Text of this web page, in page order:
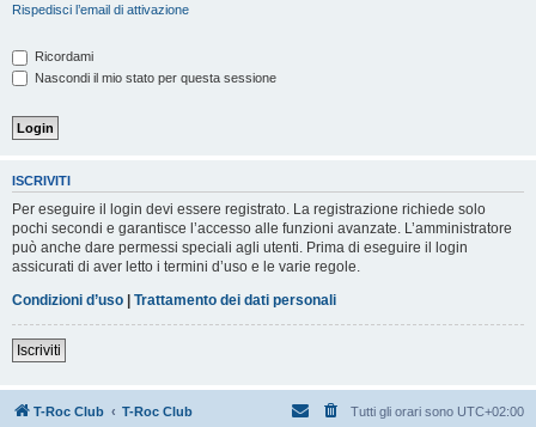
Rispedisci l’email di attivazione
Ricordami
Nascondi il mio stato per questa sessione
ISCRIVITI
Per eseguire il login devi essere registrato. La registrazione richiede solo
pochi secondi e garantisce l’accesso alle funzioni avanzate. L’amministratore
può anche dare permessi speciali agli utenti. Prima di eseguire il login
assicurati di aver letto i termini d’uso e le varie regole.
Condizioni d’uso | Trattamento dei dati personali
Iscriviti
T-Roc Club T-Roc Club Tutti gli orari sono UTC+02:00